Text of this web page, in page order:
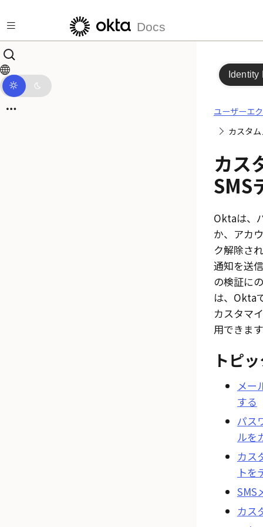
Docs
Identity
ユーザーエ
カスタ
カス
SMS
Oktaは、
か、アカ
ク解除さ
通知を送
の検証に
は、Okta
カスタマ
用できま
トピ
メー
する
パス
ルを
カス
トを
SMS
カス